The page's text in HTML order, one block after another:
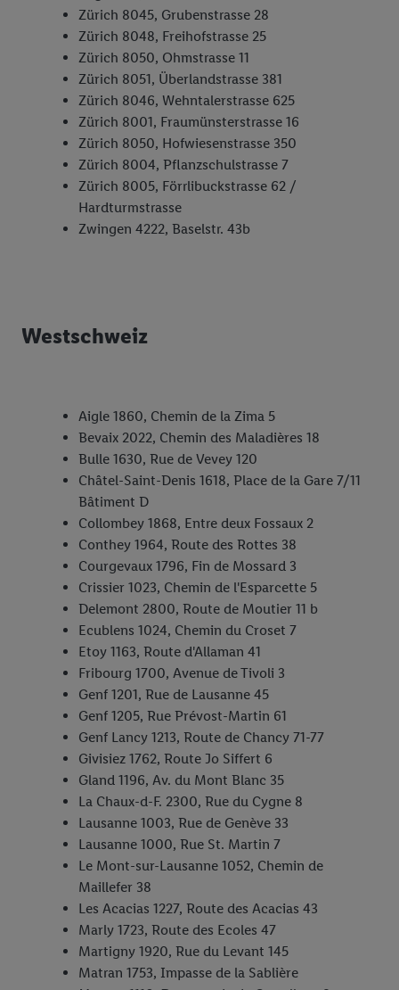
Zürich 8045, Grubenstrasse 28
Zürich 8048, Freihofstrasse 25
Zürich 8050, Ohmstrasse 11
Zürich 8051, Überlandstrasse 381
Zürich 8046, Wehntalerstrasse 625
Zürich 8001, Fraumünsterstrasse 16
Zürich 8050, Hofwiesenstrasse 350
Zürich 8004, Pflanzschulstrasse 7
Zürich 8005, Förrlibuckstrasse 62 /
Hardturmstrasse
Zwingen 4222, Baselstr. 43b
Westschweiz
Aigle 1860, Chemin de la Zima 5
Bevaix 2022, Chemin des Maladières 18
Bulle 1630, Rue de Vevey 120
Châtel-Saint-Denis 1618, Place de la Gare 7/11
Bâtiment D
Collombey 1868, Entre deux Fossaux 2
Conthey 1964, Route des Rottes 38
Courgevaux 1796, Fin de Mossard 3
Crissier 1023, Chemin de l'Esparcette 5
Delemont 2800, Route de Moutier 11 b
Ecublens 1024, Chemin du Croset 7
Etoy 1163, Route d'Allaman 41
Fribourg 1700, Avenue de Tivoli 3
Genf 1201, Rue de Lausanne 45
Genf 1205, Rue Prévost-Martin 61
Genf Lancy 1213, Route de Chancy 71-77
Givisiez 1762, Route Jo Siffert 6
Gland 1196, Av. du Mont Blanc 35
La Chaux-d-F. 2300, Rue du Cygne 8
Lausanne 1003, Rue de Genève 33
Lausanne 1000, Rue St. Martin 7
Le Mont-sur-Lausanne 1052, Chemin de
Maillefer 38
Les Acacias 1227, Route des Acacias 43
Marly 1723, Route des Ecoles 47
Martigny 1920, Rue du Levant 145
Matran 1753, Impasse de la Sablière
Speicherdauer der Daten und zu deinem Recht, deine
Einwilligung jederzeit mit Wirkung für die Zukunft zu
widerrufen, findest du in unserenDatenschutzbestimmungen
Die Impressen findest du hier.